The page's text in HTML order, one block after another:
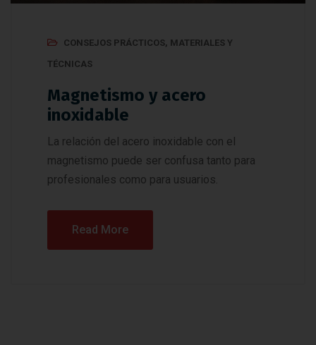
CONSEJOS PRÁCTICOS, MATERIALES Y
TÉCNICAS
Magnetismo y acero
inoxidable
La relación del acero inoxidable con el
magnetismo puede ser confusa tanto para
profesionales como para usuarios.
Read More